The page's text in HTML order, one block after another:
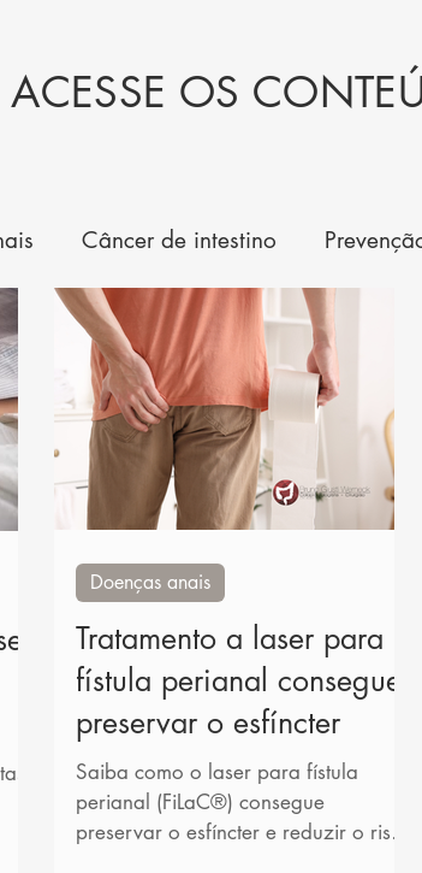
ACESSE OS
Câncer de intestino
Cirurgia de intestino Saúde
Tratamento a laser para
fístula perianal consegue
preservar o esfíncter
Saiba como o laser para fístula
perianal (FiLaC®) consegue
preservar o esfíncter e reduzir o risco
Doenças anais